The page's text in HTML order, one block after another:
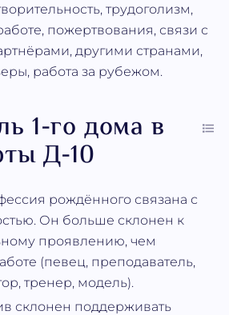
трудоголизм,
пожертвования, связи с
другими странами,
работа за рубежом.
1-го дома в
Д-10
рождённого связана с
Он больше склонен к
проявлению, чем
(певец, преподаватель,
тренер, модель).
склонен поддерживать